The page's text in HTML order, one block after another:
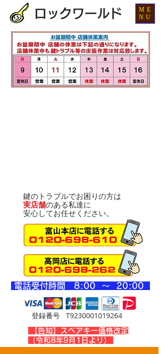
ロックワールド
鍵のトラブルでお困りの方は
実店舗のある私達に
安心してお任せください。
登録番号 T9230001019264
​電話受付時間 8:00 ～ 20:00
​【告知】スペアキー価格改定
（令和8年9月1日より）
ME
NU